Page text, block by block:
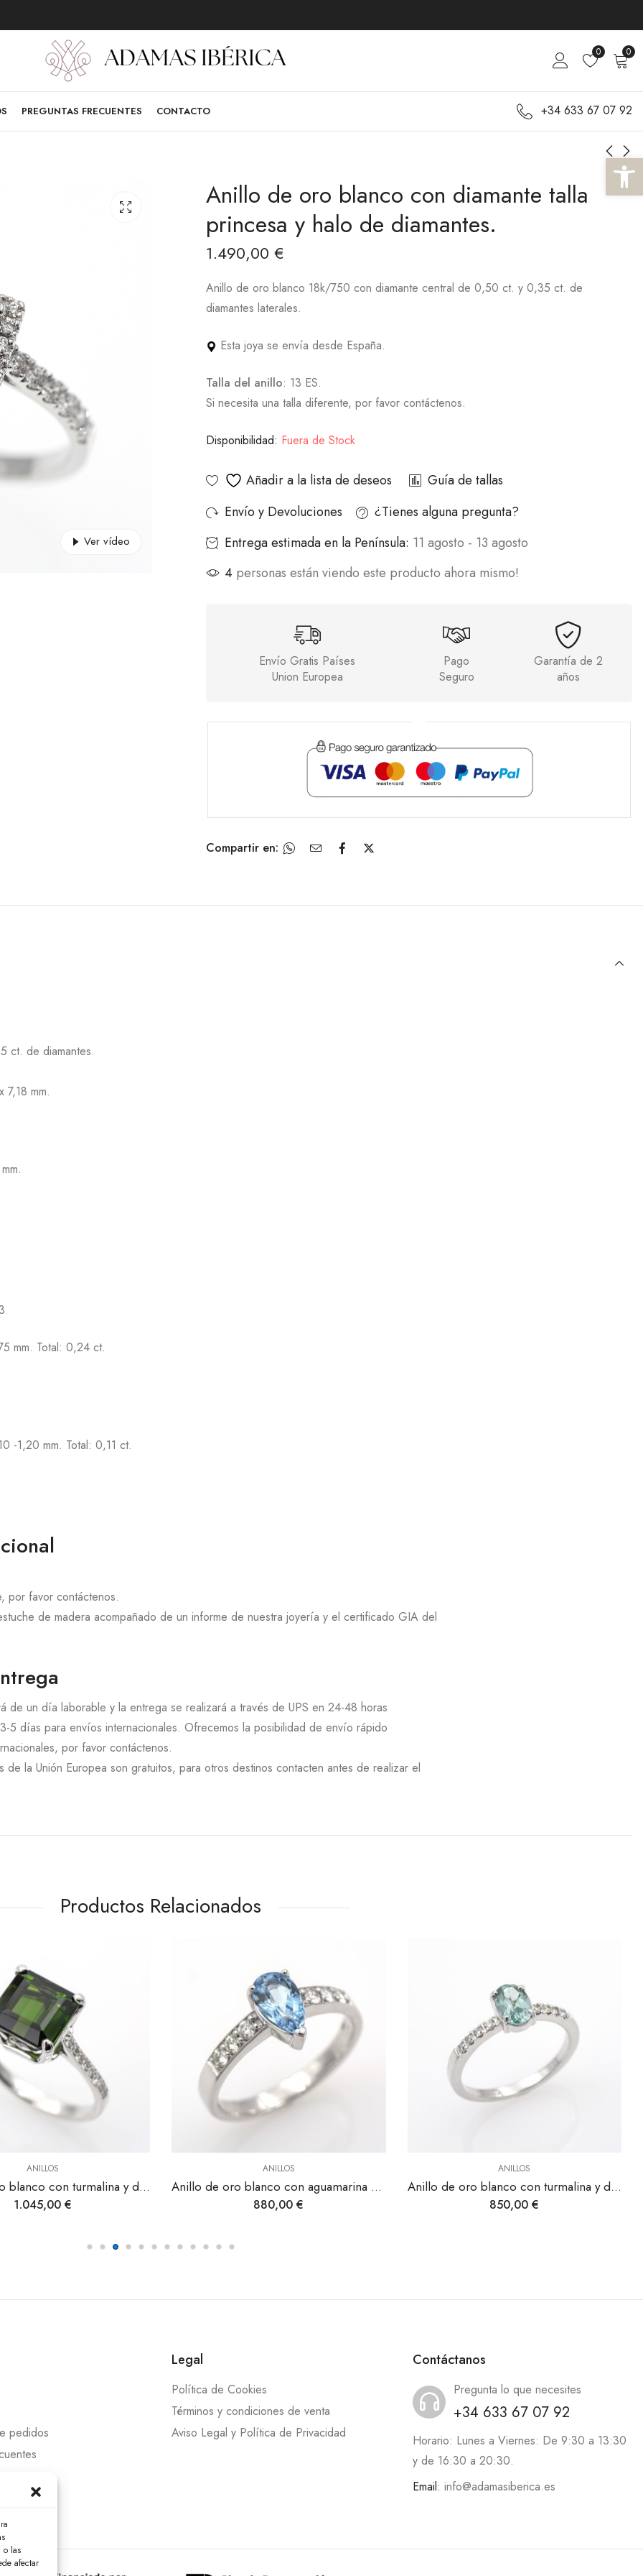
Abrir
o las
afectar
0 0
PREGUNTAS FRECUENTES CONTACTO +34 633 67 07 92
Anillo de oro amarillo
con zafiro y halo de
Anillo de oro blanco
con zafiro azul y
Ver vídeo
Anillo de oro blanco con diamante talla
princesa y halo de diamantes.
1.490,00 €
Anillo de oro blanco 18k/750 con diamante central de 0,50 ct. y 0,35 ct. de
diamantes laterales.
Esta joya se envía desde España.
Talla del anillo: 13 ES.
Si necesita una talla diferente, por favor contáctenos.
Disponibilidad: Fuera de Stock
Añadir a la lista de deseos
Guía de tallas
Envío y Devoluciones
¿Tienes alguna pregunta?
Entrega estimada en la Península: 11 agosto - 13 agosto
4 personas están viendo este producto ahora mismo!
Envío Gratis Países
Union Europea
Pago
Seguro
Garantía de 2
años
Compartir en:
ct. de diamantes.
7,18 mm.
mm. Total: 0,24 ct.
-1,20 mm. Total: 0,11 ct.
por favor contáctenos.
de madera acompañado de un informe de nuestra joyería y el certificado GIA del
de un día laborable y la entrega se realizará a través de UPS en 24-48 horas
5 días para envíos internacionales. Ofrecemos la posibilidad de envío rápido
por favor contáctenos.
la Unión Europea son gratuitos, para otros destinos contacten antes de realizar el
Productos Relacionados
ANILLOS
Anillo de oro blanco con aguamarina y diamantes.
880,00€
ANILLOS
Anillo de oro blanco con turmalina y diamantes.
850,00 €
ANILLOS
Anillo de oro blanco con diamante de 0,26ct.
795,00 €
pedidos
Legal
Política de Cookies
Términos y condiciones de venta
Aviso Legal y Política de Privacidad
Contáctanos
Pregunta lo que necesites
+34 633 67 07 92
Horario: Lunes a Viernes: De 9:30 a 13:30
y de 16:30 a 20:30.
Email: info@adamasiberica.es